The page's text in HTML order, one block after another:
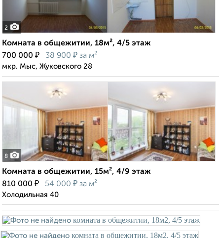
2
Комната в общежитии, 18м², 4/5 этаж
700 000 ₽ 38 900 ₽ за м²
мкр. Мыс, Жуковского 28
8
Комната в общежитии, 15м², 4/9 этаж
810 000 ₽ 54 000 ₽ за м²
Холодильная 40